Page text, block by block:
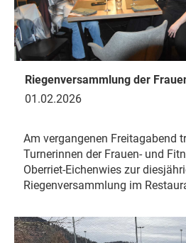
Riegenversammlung der
01.02.2026
Am vergangenen Freitagabend
Turnerinnen der Frauen- und
Oberriet-Eichenwies zur
Riegenversammlung im